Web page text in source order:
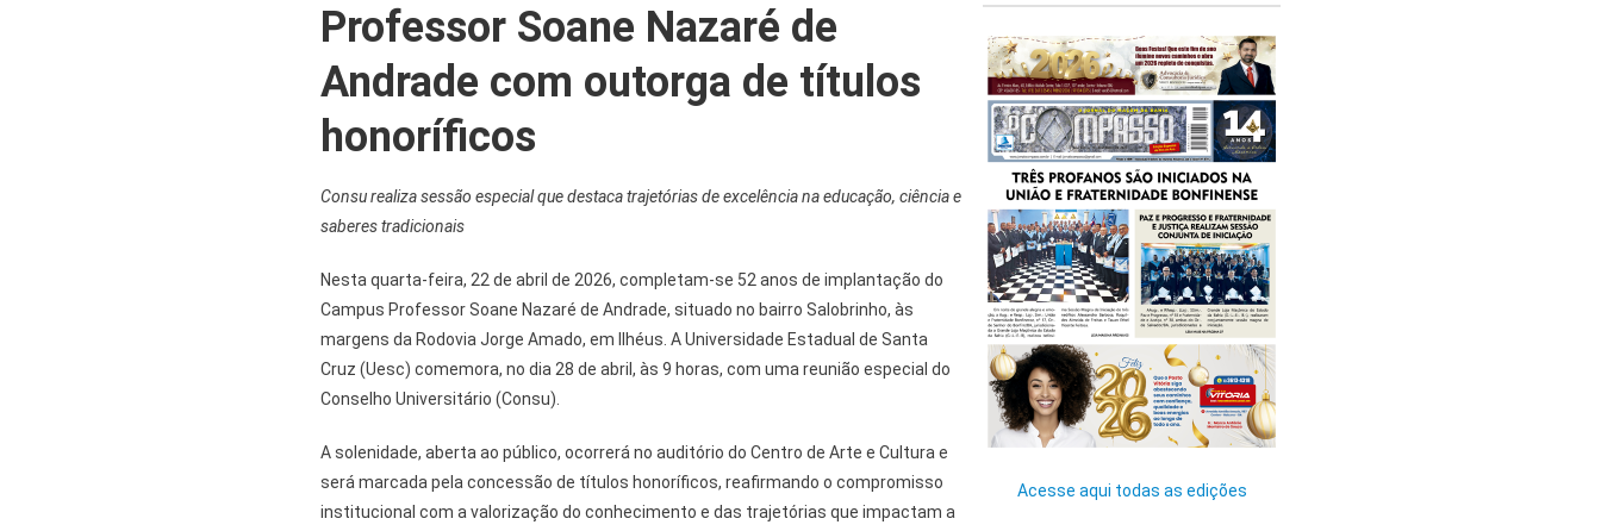
Professor Soane Nazaré de
Andrade com outorga de títulos
honoríficos
Consu realiza sessão especial que destaca trajetórias de excelência na educação, ciência e
saberes tradicionais
Nesta quarta-feira, 22 de abril de 2026, completam-se 52 anos de implantação do
Campus Professor Soane Nazaré de Andrade, situado no bairro Salobrinho, às
margens da Rodovia Jorge Amado, em Ilhéus. A Universidade Estadual de Santa
Cruz (Uesc) comemora, no dia 28 de abril, às 9 horas, com uma reunião especial do
Conselho Universitário (Consu).
A solenidade, aberta ao público, ocorrerá no auditório do Centro de Arte e Cultura e
será marcada pela concessão de títulos honoríficos, reafirmando o compromisso
institucional com a valorização do conhecimento e das trajetórias que impactam a
Acesse aqui todas as edições